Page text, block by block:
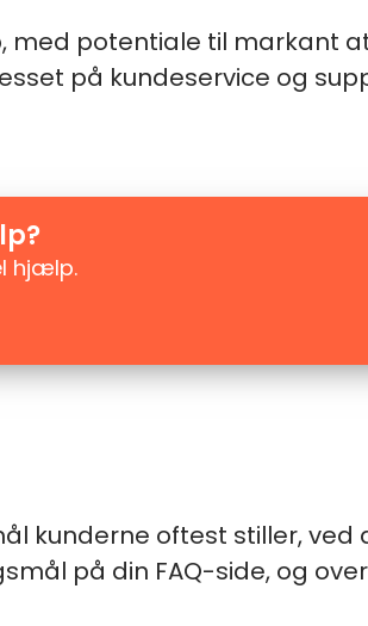
med potentiale til markant
på kundeservice og
hjælp.
kunderne oftest stiller, ved
på din FAQ-side, og